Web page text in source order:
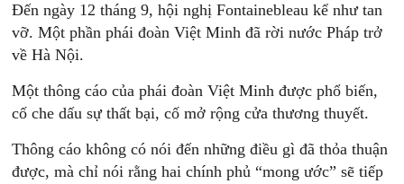
Đến ngày 12 tháng 9, hội nghị Fontainebleau kể như tan
vỡ. Một phần phái đoàn Việt Minh đã rời nước Pháp trở
về Hà Nội.
Một thông cáo của phái đoàn Việt Minh được phổ biến,
cố che dấu sự thất bại, cố mở rộng cửa thương thuyết.
Thông cáo không có nói đến những điều gì đã thỏa thuận
được, mà chỉ nói rằng hai chính phủ “mong ước” sẽ tiếp